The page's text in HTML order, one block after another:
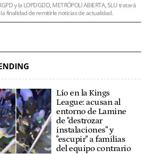
y la LOPDGDD, METRÓPOLI ABIERTA, SLU tratará
finalidad de remitirle noticias de actualidad.
Lío en la Kings
League: acusan al
entorno de Lamine
de "destrozar
instalaciones" y
"escupir" a familias
del equipo contrario